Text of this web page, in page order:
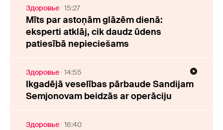
Здоровье 15:27
Mīts par astoņām glāzēm dienā:
eksperti atklāj, cik daudz ūdens
patiesībā nepieciešams
Здоровье 14:55
Ikgadējā veselības pārbaude Sandijam
Semjonovam beidzās ar operāciju
Здоровье 16:40